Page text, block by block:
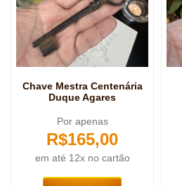
Chave Mestra Centenária
Duque Agares
Por apenas
R$165,00
em até 12x no cartão